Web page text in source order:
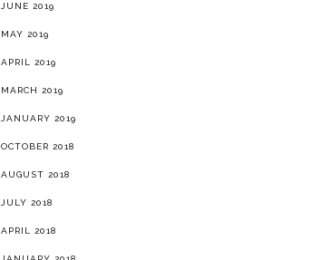
JUNE 2019
MAY 2019
APRIL 2019
MARCH 2019
JANUARY 2019
OCTOBER 2018
AUGUST 2018
JULY 2018
APRIL 2018